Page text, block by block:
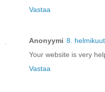
Vastaa
Anonyymi 8.
Your website is very
Vastaa